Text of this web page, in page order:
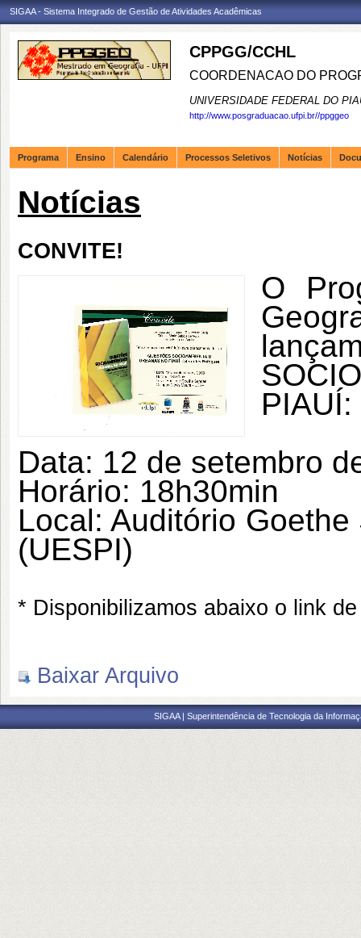
SIGAA - Sistema Integrado de Gestão de Atividades Acadêmicas
CPPGG/CCHL
COORDENACAO DO
UNIVERSIDADE FEDERAL DO
http://www.posgraduacao.ufpi.br//ppggeo
Programa Ensino Calendário Processos Seletivos Notícias
Notícias
CONVITE!
O
Data: 12 de setembro
Horário: 18h30min
Local: Auditório
(UESPI)
* Disponibilizamos abaixo o link
Baixar Arquivo
SIGAA | Superintendência de Tecnologia da